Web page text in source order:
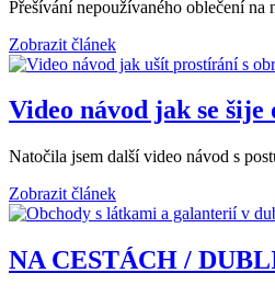
Přešívání nepoužívaného oblečení
Zobrazit článek
Video návod jak se šije
Natočila jsem další video návod s
Zobrazit článek
NA CESTÁCH /